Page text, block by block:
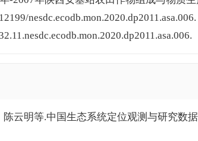
nesdc.ecodb.mon.2020.dp2011.asa.006.
陈云明等.中国生态系统定位观测与研究数